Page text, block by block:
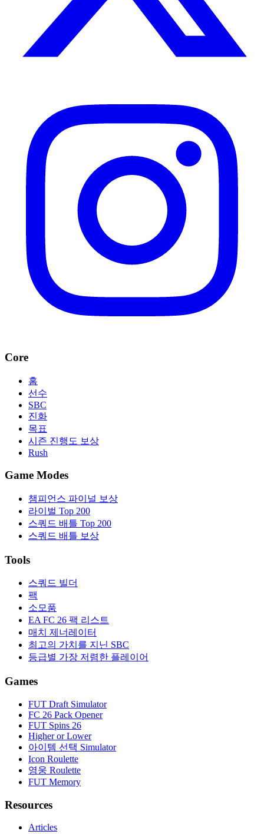
Core
홈
선수
SBC
진화
목표
시즌 진행도 보상
Rush
Game Modes
챔피언스 파이널 보상
라이벌 Top 200
스쿼드 배틀 Top 200
스쿼드 배틀 보상
Tools
스쿼드 빌더
팩
소모품
EA FC 26 팩 리스트
매치 제너레이터
최고의 가치를 지닌 SBC
등급별 가장 저렴한 플레이어
Games
FUT Draft Simulator
FC 26 Pack Opener
FUT Spins 26
Higher or Lower
아이템 선택 Simulator
Icon Roulette
영웅 Roulette
FUT Memory
Resources
Articles